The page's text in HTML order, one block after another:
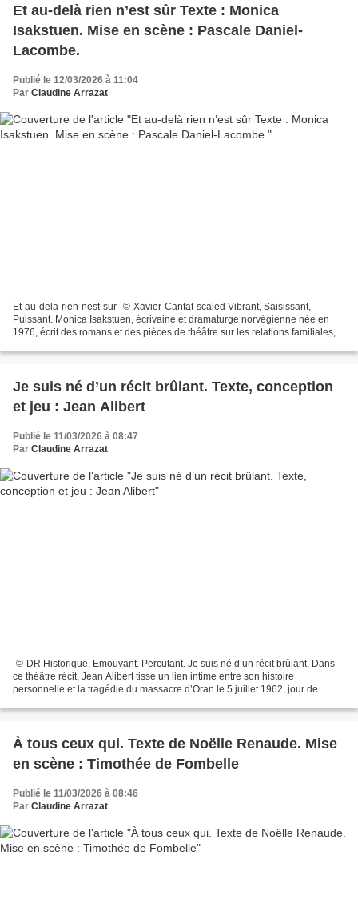
Et au‑delà rien n’est sûr Texte : Monica
Isakstuen. Mise en scène : Pascale Daniel-
Lacombe.
Publié le 12/03/2026 à 11:04
Par Claudine Arrazat
Et-au-dela-rien-nest-sur--©-Xavier-Cantat-scaled Vibrant, Saisissant,
Puissant. Monica Isakstuen, écrivaine et dramaturge norvégienne née en
1976, écrit des romans et des pièces de théâtre sur les relations familiales,
Je suis né d’un récit brûlant. Texte, conception
et jeu : Jean Alibert
Publié le 11/03/2026 à 08:47
Par Claudine Arrazat
-©-DR Historique, Emouvant. Percutant. Je suis né d’un récit brûlant. Dans
ce théâtre récit, Jean Alibert tisse un lien intime entre son histoire
personnelle et la tragédie du massacre d’Oran le 5 juillet 1962, jour de
À tous ceux qui. Texte de Noëlle Renaude. Mise
en scène : Timothée de Fombelle
Publié le 11/03/2026 à 08:46
Par Claudine Arrazat